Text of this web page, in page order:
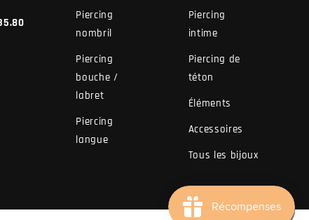
Piercing
nombril
Piercing
bouche /
labret
Piercing
langue
Piercing
intime
Piercing de
téton
Éléments
Accessoires
Tous les bijoux